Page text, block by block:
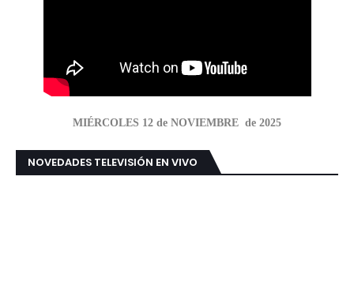
MIÉRCOLES 12 de NOVIEMBRE de 2025
NOVEDADES TELEVISIÓN EN VIVO